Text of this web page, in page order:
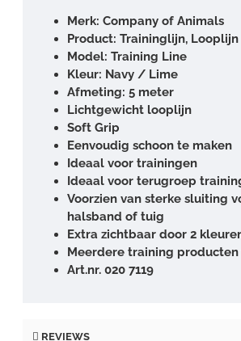
Merk: Company of Animals
Product: Traininglijn, Looplijn
Model: Training Line
Kleur: Navy / Lime
Afmeting: 5 meter
Lichtgewicht looplijn
Soft Grip
Eenvoudig schoon te maken
Ideaal voor trainingen
Ideaal voor terugroep
Voorzien van sterke sluiting
halsband of tuig
Extra zichtbaar door 2
Meerdere training
Art.nr. 020 7119
REVIEWS